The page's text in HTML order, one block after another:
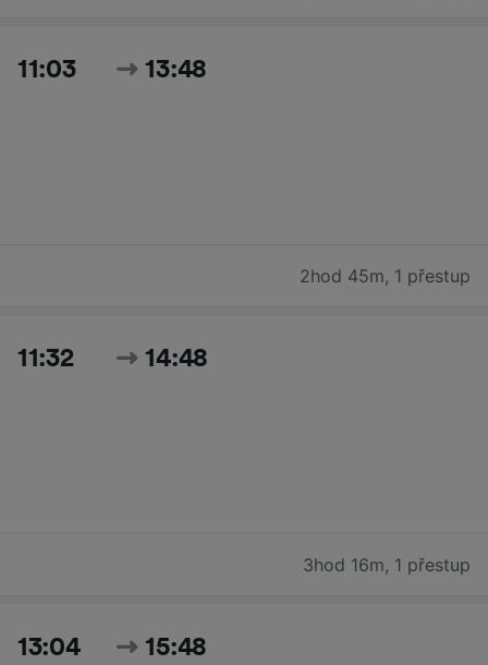
11:03 13:48
2hod 45m, 1 přestup
11:32 14:48
3hod 16m, 1 přestup
13:04 15:48